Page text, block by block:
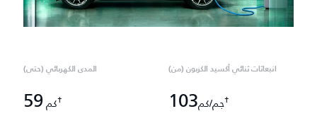
المدى الكهربائي (حتى)
59 كم†
انبعاثات ثنائي أكسيد الكربون (من)
103جم/كم†